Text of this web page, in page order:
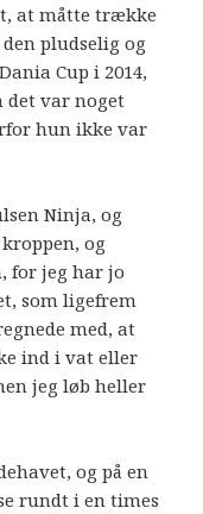
at måtte trække
pludselig og
Cup i 2014,
det var noget
hun ikke var
Ninja, og
og
for jeg har jo
som ligefrem
med, at
ind i vat eller
jeg løb heller
og på en
rundt i en times